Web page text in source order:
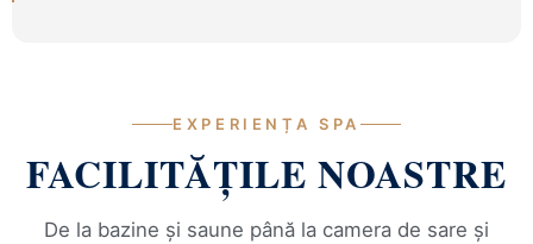
EXPERIENȚA SPA
FACILITĂȚILE NOASTRE
De la bazine și saune până la camera de sare și